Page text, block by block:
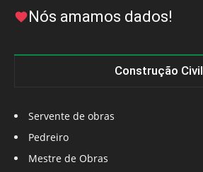
Nós amamos dados!
Construção Civil
Servente de obras
Pedreiro
Mestre de Obras